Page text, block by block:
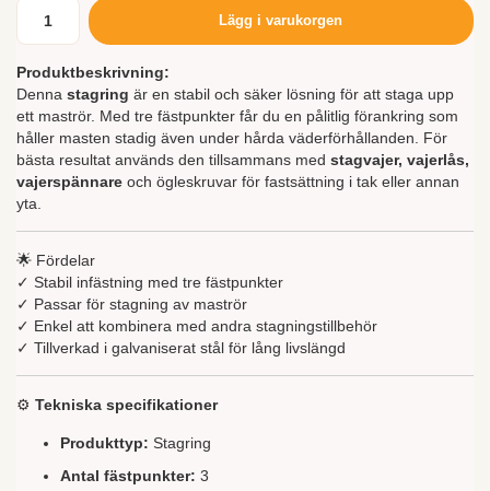
Lägg i varukorgen
Produktbeskrivning:
Denna stagring är en stabil och säker lösning för att staga upp
ett maströr. Med tre fästpunkter får du en pålitlig förankring som
håller masten stadig även under hårda väderförhållanden. För
bästa resultat används den tillsammans med stagvajer, vajerlås,
vajerspännare och ögleskruvar för fastsättning i tak eller annan
yta.
🌟 Fördelar
✓ Stabil infästning med tre fästpunkter
✓ Passar för stagning av maströr
✓ Enkel att kombinera med andra stagningstillbehör
✓ Tillverkad i galvaniserat stål för lång livslängd
⚙️ Tekniska specifikationer
Produkttyp: Stagring
Antal fästpunkter: 3